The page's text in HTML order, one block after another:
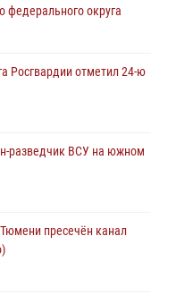
детей со своей
«Прогуляемся по
огонь Победы»
память генерала
федерального округа
Росгвардии отметил 24-ю
разведчик ВСУ на южном
пресечён канал